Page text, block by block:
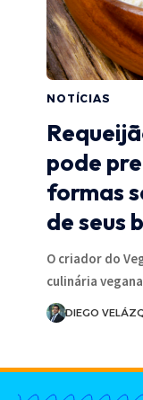
NOTÍCIAS
pode
formas
de seus
O criador do
culinária
DIEGO